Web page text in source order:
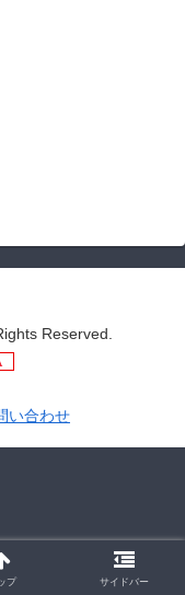
Reserved.
い合わせ
プ サイドバー